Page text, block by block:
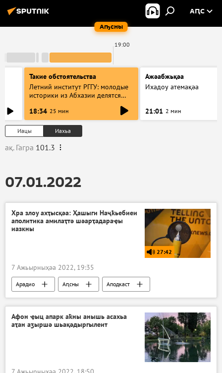
Аҧсны
АԤС
19:00
Такие обстоятельства
Летний институт РГГУ: молодые
историки из Абхазии делятся
18:34 25 мин
Ажәабжьқәа
Ихадоу атемақәа
21:01 2 мин
Иацы Иахьа
ақ. Гагра 101.3
07.01.2022
Хра злоу ахҭысқәа: Ҳашыги Наҷҟьебиеи
аполитика амилаҭтә шәарҭадараҿы
иазкны
27:42
7 Ажьырныҳәа 2022, 19:35
Арадио Аԥсны Аподкаст
Афон ҿыц апарк аҟны анышь асахьа
аҭан аӡыршә шьақәдыргылеит